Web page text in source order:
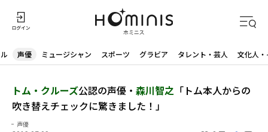
声優 ミュージシャン スポーツ グラビア タレント・芸人 文化人
トム・クルーズ公認の声優・ 森川智之 「トム本人からの
吹き替えチェックに驚きました！」
声優